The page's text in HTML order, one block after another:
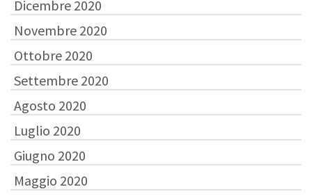
Dicembre 2020
Novembre 2020
Ottobre 2020
Settembre 2020
Agosto 2020
Luglio 2020
Giugno 2020
Maggio 2020